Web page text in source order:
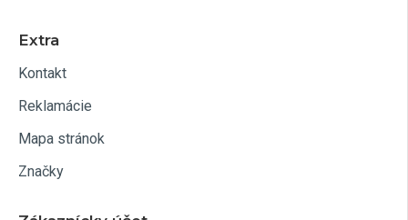
Extra
Kontakt
Reklamácie
Mapa stránok
Značky